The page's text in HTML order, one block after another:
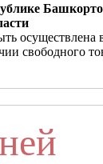
осуществлена
свободного